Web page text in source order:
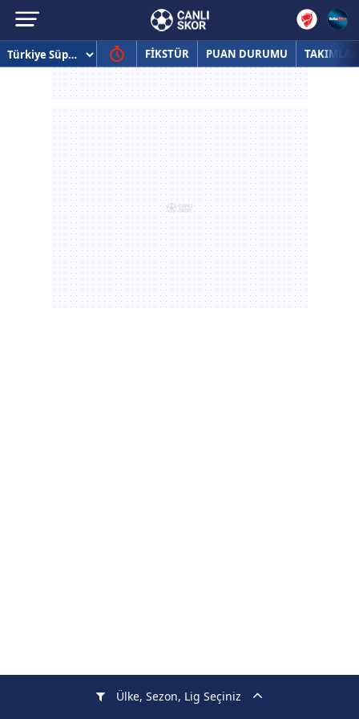
FİKSTÜR PUAN DURUMU TAKIMLAR
Ülke, Sezon, Lig Seçiniz